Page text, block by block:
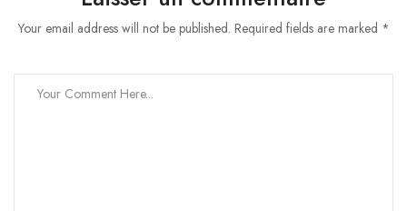
Your email address will not be published. Required fields are marked *